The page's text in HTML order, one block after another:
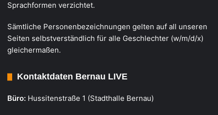
Sprachformen verzichtet.
Sämtliche Personenbezeichnungen gelten auf all unseren
Seiten selbstverständlich für alle Geschlechter (w/m/d/x)
gleichermaßen.
Kontaktdaten Bernau LIVE
Büro: Hussitenstraße 1 (Stadthalle Bernau)